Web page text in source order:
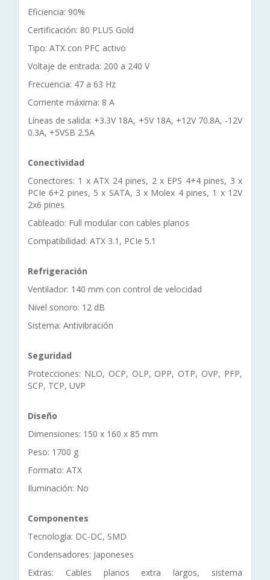
Eficiencia: 90%
Certificación: 80 PLUS Gold
Tipo: ATX con PFC activo
Voltaje de entrada: 200 a 240 V
Frecuencia: 47 a 63 Hz
Corriente máxima: 8 A
Líneas de salida: +3.3V 18A, +5V 18A, +12V 70.8A, -12V
0.3A, +5VSB 2.5A
Conectividad
Conectores: 1 x ATX 24 pines, 2 x EPS 4+4 pines, 3 x
PCIe 6+2 pines, 5 x SATA, 3 x Molex 4 pines, 1 x 12V
2x6 pines
Cableado: Full modular con cables planos
Compatibilidad: ATX 3.1, PCIe 5.1
Refrigeración
Ventilador: 140 mm con control de velocidad
Nivel sonoro: 12 dB
Sistema: Antivibración
Seguridad
Protecciones: NLO, OCP, OLP, OPP, OTP, OVP, PFP,
SCP, TCP, UVP
Diseño
Dimensiones: 150 x 160 x 85 mm
Peso: 1700 g
Formato: ATX
Iluminación: No
Componentes
Tecnología: DC-DC, SMD
Condensadores: Japoneses
Extras: Cables planos extra largos, sistema